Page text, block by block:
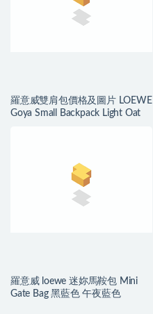
羅意威雙肩包價格及圖片 LOEWE
Goya Small Backpack Light Oat
羅意威 loewe 迷妳馬鞍包 Mini
Gate Bag 黑藍色 午夜藍色